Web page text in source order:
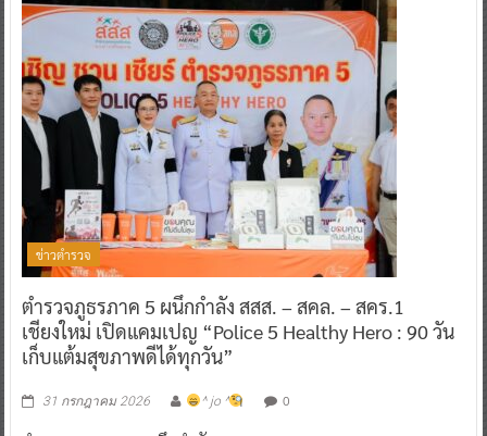
ข่าวตำรวจ
ตำรวจภูธรภาค 5 ผนึกกำลัง สสส. – สคล. – สคร.1
เชียงใหม่ เปิดแคมเปญ “Police 5 Healthy Hero : 90 วัน
เก็บแต้มสุขภาพดีได้ทุกวัน”
31 กรกฎาคม 2026 ^ jo ^ 0